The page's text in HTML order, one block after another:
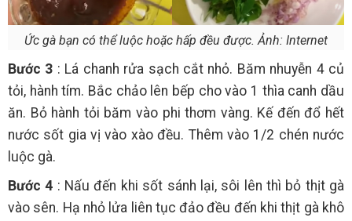
Ức gà bạn có thể luộc hoặc hấp đều được. Ảnh: Internet
Bước 3 : Lá chanh rửa sạch cắt nhỏ. Băm nhuyễn 4 củ
tỏi, hành tím. Bắc chảo lên bếp cho vào 1 thìa canh dầu
ăn. Bỏ hành tỏi băm vào phi thơm vàng. Kế đến đổ hết
nước sốt gia vị vào xào đều. Thêm vào 1/2 chén nước
luộc gà.
Bước 4 : Nấu đến khi sốt sánh lại, sôi lên thì bỏ thịt gà
vào sên. Hạ nhỏ lửa liên tục đảo đều đến khi thịt gà khô